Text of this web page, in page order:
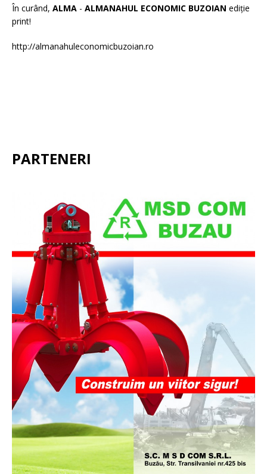
În curând, ALMA - ALMANAHUL ECONOMIC BUZOIAN ediție
print!
http://almanahuleconomicbuzoian.ro
PARTENERI